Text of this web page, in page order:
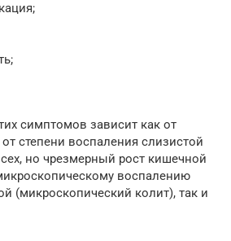
симптомов зависит как от
степени воспаления слизистой
но чрезмерный рост кишечной
воспалению
(микроскопический колит), так и